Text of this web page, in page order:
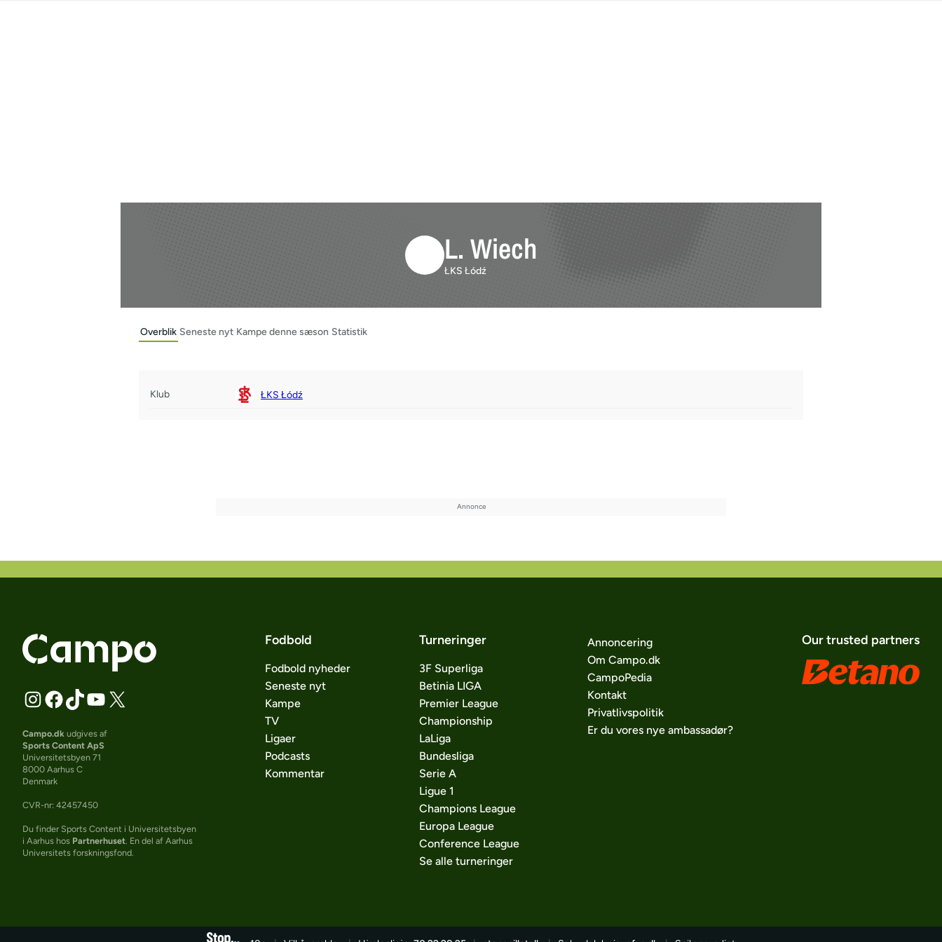
L. Wiech
ŁKS Łódź
Overblik Seneste nyt Kampe denne sæson Statistik
Klub ŁKS Łódź
Campo.dk udgives af
Sports Content ApS
Universitetsbyen 71
8000 Aarhus C
Denmark
CVR-nr: 42457450
Du finder Sports Content i Universitetsbyen
i Aarhus hos Partnerhuset . En del af Aarhus
Universitets forskningsfond.
Fodbold
Fodbold nyheder
Seneste nyt
Kampe
TV
Ligaer
Podcasts
Kommentar
Turneringer
3F Superliga
Betinia LIGA
Premier League
Championship
LaLiga
Bundesliga
Serie A
Ligue 1
Champions League
Europa League
Conference League
Se alle turneringer
Annoncering
Om Campo.dk
CampoPedia
Kontakt
Privatlivspolitik
Er du vores nye ambassadør?
Our trusted partners